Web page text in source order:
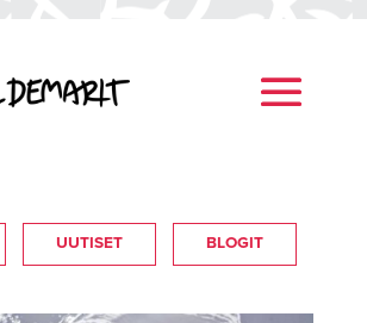
UUTISET BLOGIT